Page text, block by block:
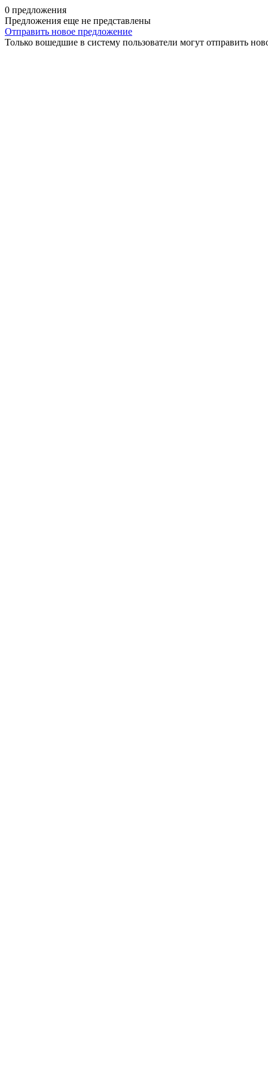
0 предложения
Предложения еще не представлены
Отправить новое предложение
Только вошедшие в систему пользователи могут отправить